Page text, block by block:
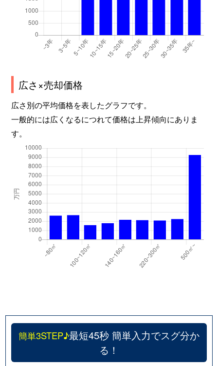
広さ×売却価格
広さ別の平均価格を表したグラフです。
一般的には広くなるにつれて価格は上昇傾向にありま
す。
簡単3STEP♪最短45秒 簡単入力でスグ分か
る！